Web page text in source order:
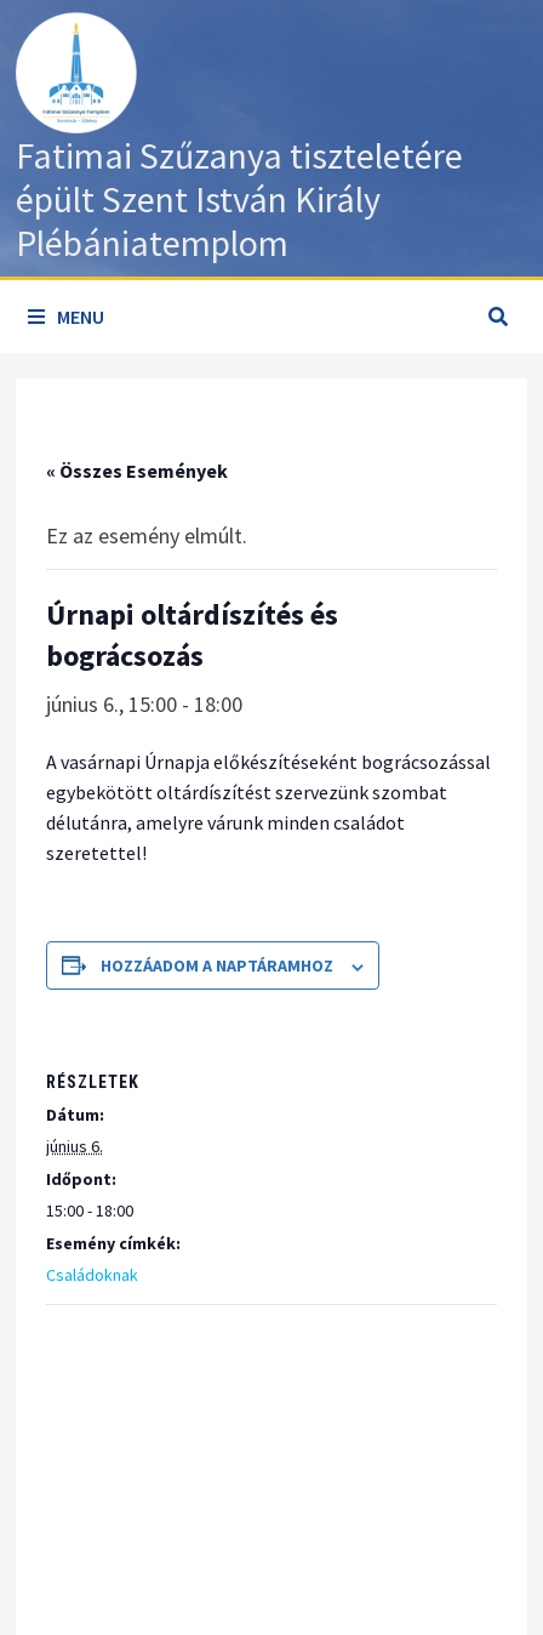
content
Fatimai Szűzanya tiszteletére
épült Szent István Király
Plébániatemplom
MENU
« Összes Események
Ez az esemény elmúlt.
Úrnapi oltárdíszítés és
bográcsozás
június 6., 15:00- 18:00
A vasárnapi Úrnapja előkészítéseként bográcsozással
egybekötött oltárdíszítést szervezünk szombat
délutánra, amelyre várunk minden családot
szeretettel!
HOZZÁADOM A NAPTÁRAMHOZ
RÉSZLETEK
Dátum:
június 6.
Időpont:
15:00 - 18:00
Esemény címkék:
Családoknak